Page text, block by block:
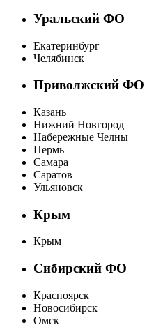
Уральский ФО
Екатеринбург
Челябинск
Приволжский ФО
Казань
Нижний Новгород
Набережные Челны
Пермь
Самара
Саратов
Ульяновск
Крым
Крым
Сибирский ФО
Красноярск
Новосибирск
Омск